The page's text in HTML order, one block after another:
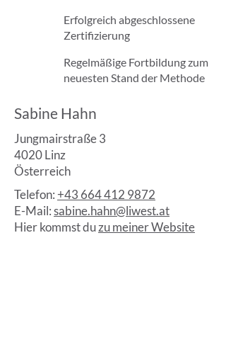
Erfolgreich abgeschlossene
Zertifizierung
Regelmäßige Fortbildung zum
neuesten Stand der Methode
Sabine Hahn
Jungmairstraße 3
4020 Linz
Österreich
Telefon:+43 664 412 9872
E-Mail:sabine.hahn@liwest.at
Hier kommst duzu meiner Website